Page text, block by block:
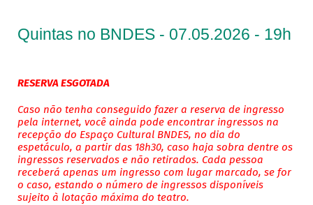
Quintas no BNDES - 07.05.2026 - 19h
RESERVA ESGOTADA
Caso não tenha conseguido fazer a reserva de ingresso
pela internet, você ainda pode encontrar ingressos na
recepção do Espaço Cultural BNDES, no dia do
espetáculo, a partir das 18h30, caso haja sobra dentre os
ingressos reservados e não retirados. Cada pessoa
receberá apenas um ingresso com lugar marcado, se for
o caso, estando o número de ingressos disponíveis
sujeito à lotação máxima do teatro.